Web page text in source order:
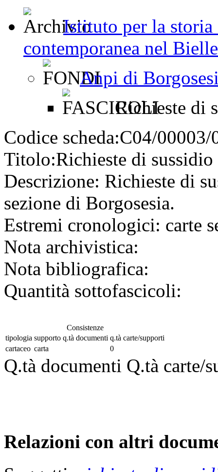
Istituto per la storia
contemporanea nel
Anpi di
Richieste di
Codice scheda:C04/00003/
Titolo:Richieste di sussidio
Descrizione: Richieste di
sezione di Borgosesia.
Estremi cronologici: carte
Nota archivistica:
Nota bibliografica:
Quantità sottofascicoli:
Consistenze
tipologia supporto q.tà documenti q.tà carte/supporti
cartaceo carta 0
Q.tà documenti Q.tà carte/
Relazioni con altri